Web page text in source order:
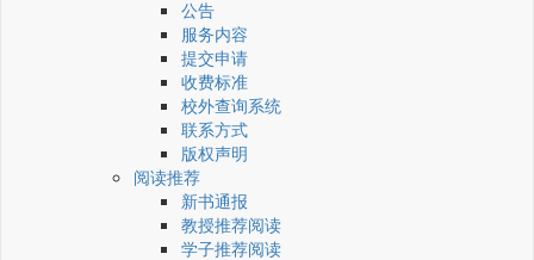
公告
服务内容
提交申请
收费标准
校外查询系统
联系方式
版权声明
阅读推荐
新书通报
教授推荐阅读
学子推荐阅读